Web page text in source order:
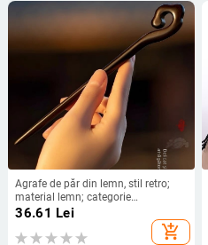
Agrafe de păr din lemn, stil retro;
material lemn; categorie
produsului: accesorii pentru cap;
personalizare: da; model: altul
36.61 Lei
add_shopping_cart